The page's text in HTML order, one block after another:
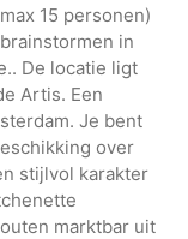
15 personen)
in
De locatie ligt
Artis. Een
Je bent
over
stijlvol karakter
marktbar uit